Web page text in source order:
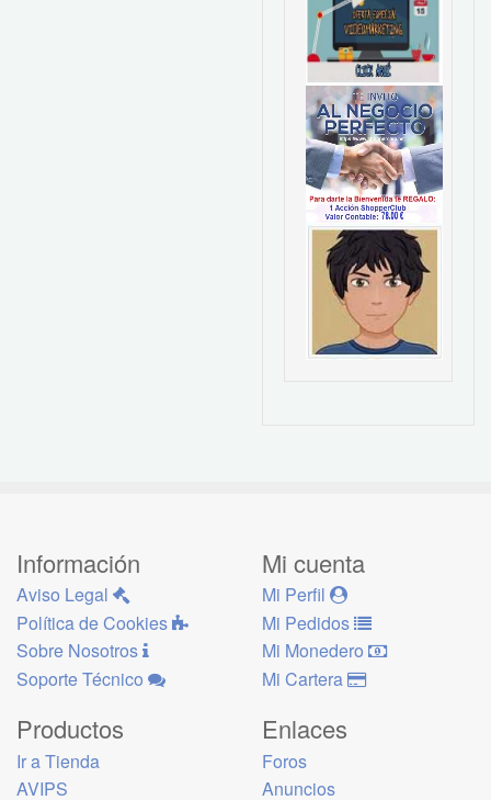
Información
Aviso Legal
Política de Cookies
Sobre Nosotros
Soporte Técnico
Mi cuenta
Mi Perfil
Mi Pedidos
Mi Monedero
Mi Cartera
Productos
Ir a Tienda
AVIPS
Enlaces
Foros
Anuncios